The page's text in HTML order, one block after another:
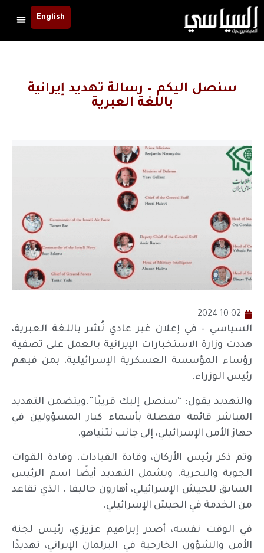
English
سنصل اليكم – رسالة تهديد إيرانية
باللغة العبرية
2024-10-02
السياسي – في إعلان غير عادي نُشر باللغة العبرية،
هددت وزارة الاستخبارات الإيرانية بالعمل على تصفية
رؤساء المؤسسة العسكرية الإسرائيلية، بمن فيهم
رئيس الوزراء.
والتهديد يقول: “سنصل إليك قريبًا”.ويتضمن التهديد
المباشر قائمة مفصلة بأسماء كبار المسؤولين في
جهاز الأمن الإسرائيلي، إلى جانب نتنياهو.
وتم ذكر رئيس الأركان، وقادة القيادات، وقادة القوات
الجوية والبحرية، ويشمل التهديد أيضًا اسم الرئيس
السابق للجيش الإسرائيلي، أهارون حاليفا ، الذي تقاعد
من الخدمة في الجيش الإسرائيلي.
في الوقت نفسه، أصدر إبراهيم عزيزي، رئيس لجنة
الأمن والشؤون الخارجية في البرلمان الإيراني، تهديدًا